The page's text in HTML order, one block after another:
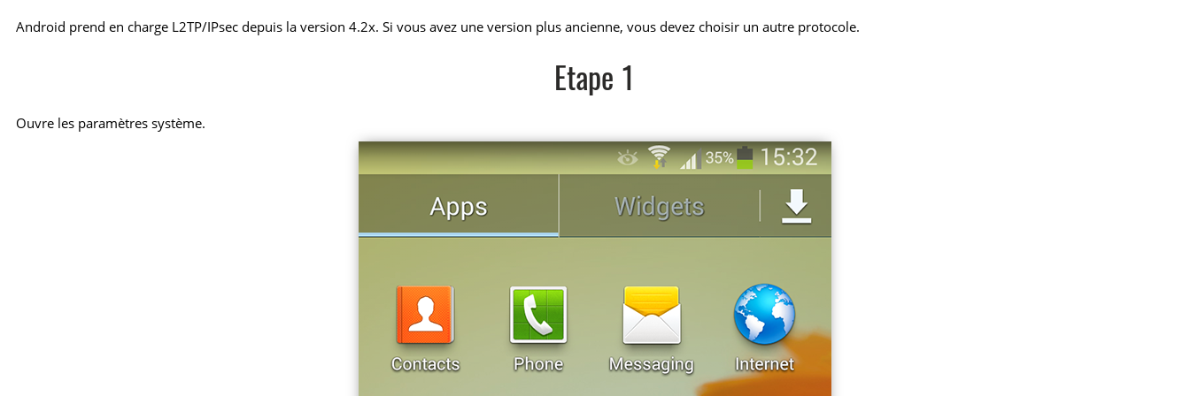
Android prend en charge L2TP/IPsec depuis la version 4.2x. Si vous avez une version plus ancienne, vous devez choisir un autre protocole.
Etape 1
Ouvre les paramètres système.